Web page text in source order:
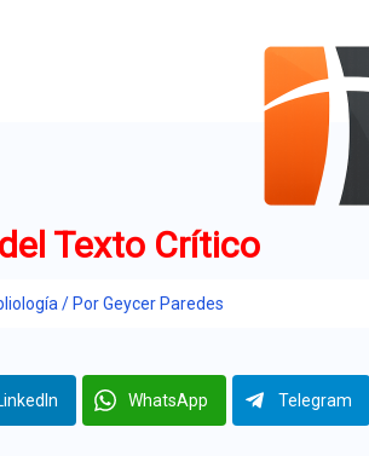
Texto Crítico
/ PorGeycer Paredes
WhatsApp Telegram